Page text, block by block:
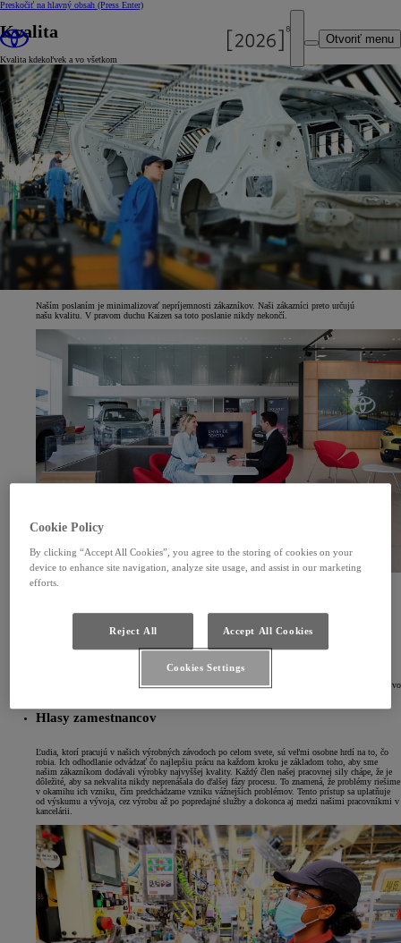
Preskočiť na hlavný obsah (Press Enter)
Otvoriť menu
Kvalita
Kvalita kdekoľvek a vo všetkom
Naším poslaním je minimalizovať nepríjemnosti zákazníkov. Naši zákazníci preto určujú
našu kvalitu. V pravom duchu Kaizen sa toto poslanie nikdy nekončí.
Naši zákazníci sú najdôležitejšími ľuďmi, ktorých treba počúvať, keď ide o pochopenie toho, čo
znamená kvalita Toyota. Ich nezávislé názory a skúsenosti s ich vozidlami nám napovedajú, či sa
naše ciele v oblasti kvality plnia. Ich spätná väzba nám poskytuje reálne informácie, ktoré
Vždy sme pripravení počúvať hlasy našich zákazníkov a venujeme rovnakú pozornosť kritike ako
pochvale.Kvalita sa netýka len produktov, ktoré dodávame, ale aj kvality práce, ktorú vykonávame vo
Hlasy zamestnancov
Ľudia, ktorí pracujú v našich výrobných závodoch po celom svete, sú veľmi osobne hrdí na to, čo
robia. Ich odhodlanie odvádzať čo najlepšiu prácu na každom kroku je základom toho, aby sme
našim zákazníkom dodávali výrobky najvyššej kvality. Každý člen našej pracovnej sily chápe, že je
dôležité, aby sa nekvalita nikdy neprenášala do ďalšej fázy procesu. To znamená, že problémy riešime
v okamihu ich vzniku, čím predchádzame vzniku vážnejších problémov. Tento prístup sa uplatňuje
od výskumu a vývoja, cez výrobu až po popredajné služby a dokonca aj medzi našimi pracovníkmi v
kancelárii.
Cookie Policy
By clicking “Accept All Cookies”, you agree to the storing of cookies on your
device to enhance site navigation, analyze site usage, and assist in our marketing
efforts.
Reject All Accept All Cookies
Cookies Settings